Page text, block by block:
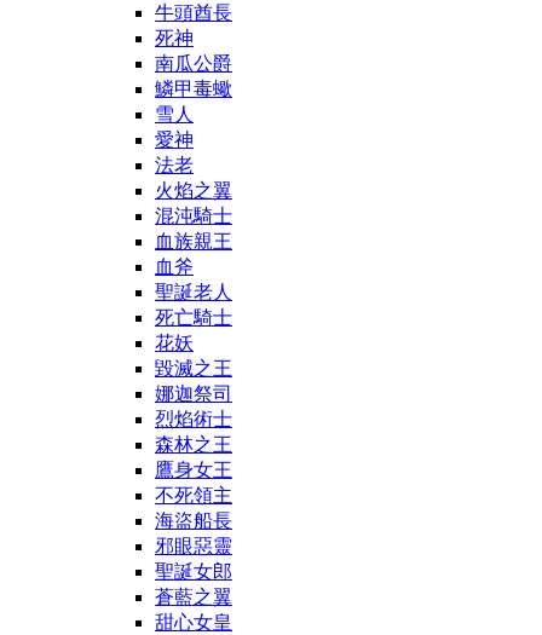
牛頭酋長
死神
南瓜公爵
鱗甲毒蠍
雪人
愛神
法老
火焰之翼
混沌騎士
血族親王
血斧
聖誕老人
死亡騎士
花妖
毀滅之王
娜迦祭司
烈焰術士
森林之王
鷹身女王
不死領主
海盜船長
邪眼惡靈
聖誕女郎
蒼藍之翼
甜心女皇